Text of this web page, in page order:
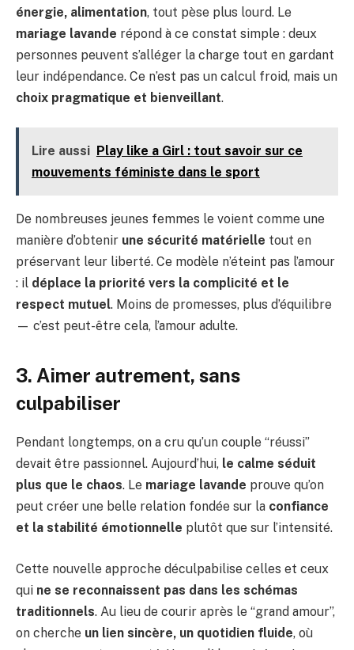
énergie, alimentation, tout pèse plus lourd. Le
mariage lavande répond à ce constat simple : deux
personnes peuvent s’alléger la charge tout en gardant
leur indépendance. Ce n’est pas un calcul froid, mais un
choix pragmatique et bienveillant.
Lire aussi Play like a Girl : tout savoir sur ce
mouvements féministe dans le sport
De nombreuses jeunes femmes le voient comme une
manière d’obtenir une sécurité matérielle tout en
préservant leur liberté. Ce modèle n’éteint pas l’amour
: il déplace la priorité vers la complicité et le
respect mutuel. Moins de promesses, plus d’équilibre
— c’est peut-être cela, l’amour adulte.
3. Aimer autrement, sans
culpabiliser
Pendant longtemps, on a cru qu’un couple “réussi”
devait être passionnel. Aujourd’hui, le calme séduit
plus que le chaos. Le mariage lavande prouve qu’on
peut créer une belle relation fondée sur la confiance
et la stabilité émotionnelle plutôt que sur l’intensité.
Cette nouvelle approche déculpabilise celles et ceux
qui ne se reconnaissent pas dans les schémas
traditionnels. Au lieu de courir après le “grand amour”,
on cherche un lien sincère, un quotidien fluide, où